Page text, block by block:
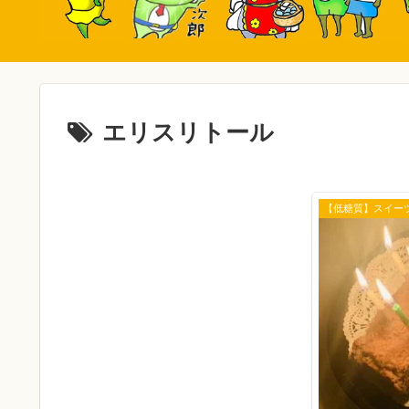
エリスリトール
【低糖質】スイー